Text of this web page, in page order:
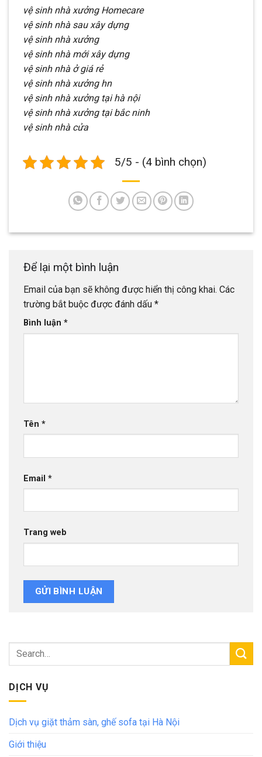
vệ sinh nhà xưởng Homecare
vệ sinh nhà sau xây dựng
vệ sinh nhà xưởng
vệ sinh nhà mới xây dựng
vệ sinh nhà ở giá rẻ
vệ sinh nhà xưởng hn
vệ sinh nhà xưởng tại hà nội
vệ sinh nhà xưởng tại bắc ninh
vệ sinh nhà cửa
5/5 - (4 bình chọn)
Để lại một bình luận
Email của bạn sẽ không được hiển thị công khai. Các
trường bắt buộc được đánh dấu *
Bình luận *
Tên *
Email *
Trang web
DỊCH VỤ
Dịch vụ giặt thảm sàn, ghế sofa tại Hà Nội
Giới thiệu